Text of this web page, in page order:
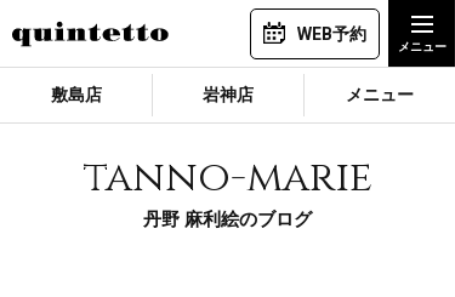
WEB予約
敷島店 岩神店 メニュー
tanno-marie
丹野 麻利絵のブログ